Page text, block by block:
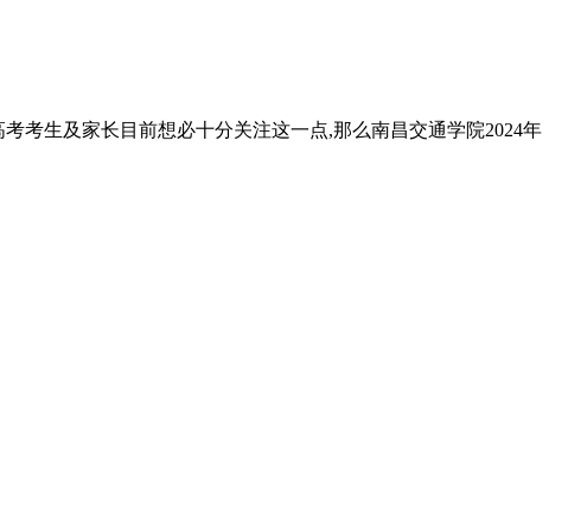
考生及家长目前想必十分关注这一点,那么南昌交通学院2024年